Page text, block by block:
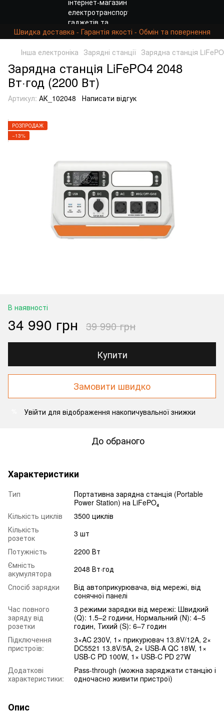
Швидка доставка - Гарантія якості - Обмін та повернення
Інша електроніка Зарядні станції Зарядна станція
Зарядна станція LiFePO4 2048
Вт·год (2200 Вт)
Артикул: АК_102048 Написати відгук
РОЗПРОДАЖ
−13%
В наявності
34 990 грн 39 990 грн
Купити
Замовити швидко
Увійти для відображення накопичувальної знижки
До обраного
Характеристики
Тип
Портативна зарядна станція (Portable
Power Station) на LiFePO₄
Кількість циклів
3500 циклів
Кількість
розеток
3 шт
Потужність
2200 Вт
Ємність
акумулятора
2048 Вт·год
Спосіб зарядки
Від автоприкурювача, від мережі, від
сонячної панелі
Час повного
заряду від
розетки
3 режими зарядки від мережі: Швидкий
(Q): 1.5–2 години, Нормальний (N): 4–5
годин, Тихий (S): 6–7 годин
Підключення
пристроїв:
3×AC 230V, 1× прикурювач 13.8V/12A, 2×
DC5521 13.8V/5A, 2× USB-A QC 18W, 1×
USB-C PD 100W, 1× USB-C PD 27W
Додаткові
характеристики:
Pass-through (можна заряджати станцію і
одночасно живити пристрої)
Опис